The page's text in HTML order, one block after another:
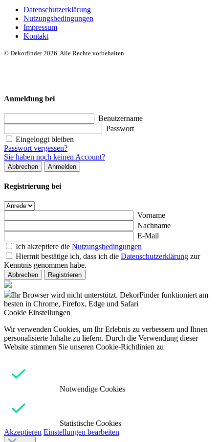
Datenschutzerklärung
Nutzungsbedingungen
Impressum
Kontakt
© Dekorfinder 2026. Alle Rechte vorbehalten.
Anmeldung bei
Benutzername
Passwort
Eingeloggt bleiben
Passwort vergessen?
Sie haben noch keinen Account?
Abbrechen Anmelden
Registrierung bei
Vorname
Nachname
E-Mail
Ich akzeptiere die Nutzungsbedingungen
Hiermit bestätige ich, dass ich die Datenschutzerklärung zur
Kenntnis genommen habe.
Abbrechen Registrieren
Ihr Browser wird nicht unterstützt. DekorFinder funktioniert am
besten in Chrome, Firefox, Edge und Safari
Cookie Einstellungen
Wir verwenden Cookies, um Ihr Erlebnis zu verbessern und Ihnen
personalisierte Inhalte zu liefern. Durch die Verwendung dieser
Website stimmen Sie unseren Cookie-Richtlinien zu
Notwendige Cookies
Statistische Cookies
Akzeptieren Einstellungen bearbeiten